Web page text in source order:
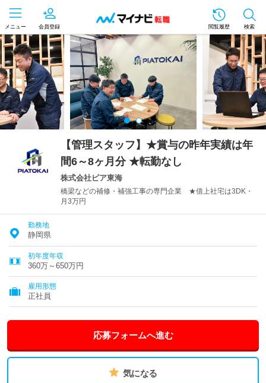
メニュー 会員登録 閲覧履歴 検索
【管理スタッフ】★賞与の昨年実績は年
間6～8ヶ月分 ★転勤なし
株式会社ピア東海
橋梁などの補修・補強工事の専門企業 ★借上社宅は3DK・
月3万円
勤務地
静岡県
初年度年収
360万～650万円
雇用形態
正社員
応募フォームへ進む
気になる